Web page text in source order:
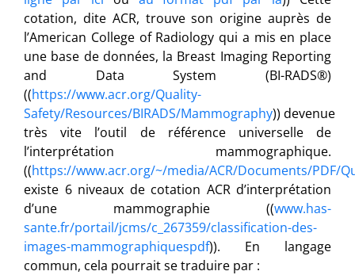
cotation, dite ACR, trouve son origine auprès de
l’American College of Radiology qui a mis en place
une base de données, la Breast Imaging Reporting
and Data System (BI-RADS®)
((https://www.acr.org/Quality-
Safety/Resources/BIRADS/Mammography)) devenue
très vite l’outil de référence universelle de
l’interprétation mammographique.
((https://www.acr.org/~/media/ACR/Documents/PDF/
existe 6 niveaux de cotation ACR d’interprétation
d’une mammographie ((www.has-
sante.fr/portail/jcms/c_267359/classification-des-
images-mammographiquespdf)). En langage
commun, cela pourrait se traduire par :